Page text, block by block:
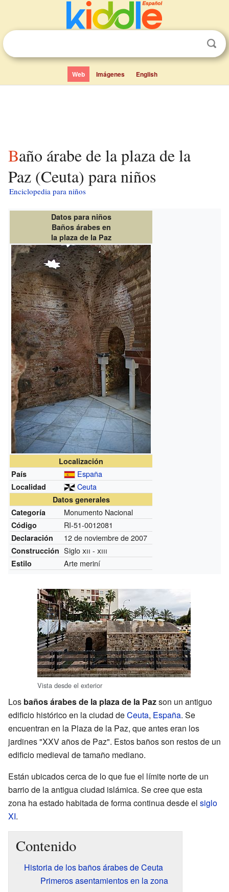
Web Imágenes English
Baño árabe de la plaza de la
Paz (Ceuta) para niños
Enciclopedia para niños
Datos para niños
Baños árabes en
la plaza de la Paz
Localización
País
España
Localidad Ceuta
Datos generales
Categoría
Monumento Nacional
Código RI-51-0012081
Declaración 12 de noviembre de 2007
Construcción Sigloxii -xiii
Estilo Arte meriní
Vista desde el exterior
Los baños árabes de la plaza de la Pazson un antiguo
edificio histórico en la ciudad deCeuta, España. Se
encuentran en la Plaza de la Paz, que antes eran los
jardines "XXV años de Paz". Estos baños son restos de un
edificio medieval de tamaño mediano.
Están ubicados cerca de lo que fue el límite norte de un
barrio de la antigua ciudad islámica. Se cree que esta
zona ha estado habitada de forma continua desde el siglo
XI.
Contenido
Historia de los baños árabes de Ceuta
Primeros asentamientos en la zona